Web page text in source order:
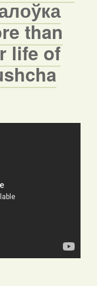
than
life of